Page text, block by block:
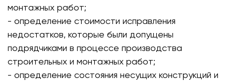
монтажных работ;
- определение стоимости исправления
недостатков, которые были допущены
подрядчиками в процессе производства
строительных и монтажных работ;
- определение состояния несущих конструкций и